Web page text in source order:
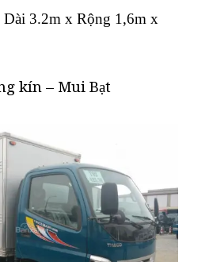
3.2m x Rộng 1,6m x
kín – Mui Bạt